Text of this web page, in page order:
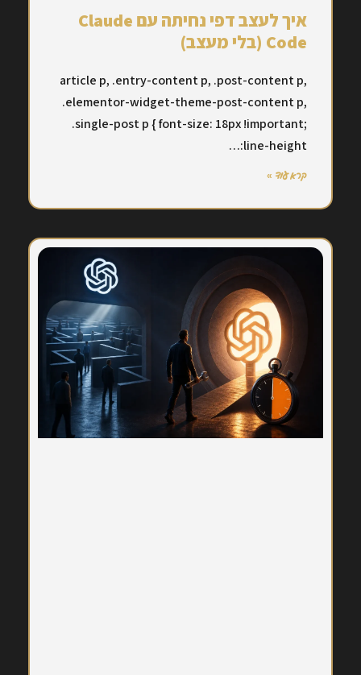
איך לעצב דפי נחיתה עם Claude
Code (בלי מעצב)
article p, .entry-content p, .post-content p,
.elementor-widget-theme-post-content p,
.single-post p { font-size: 18px !important;
line-height:…
קרא עוד »